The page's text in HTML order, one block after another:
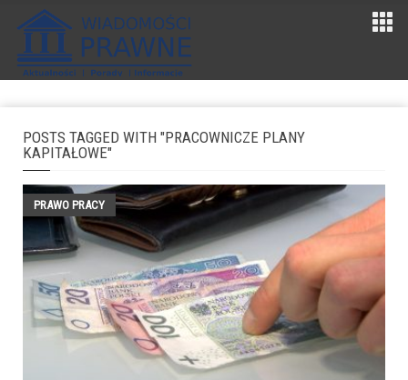
POSTS TAGGED WITH "PRACOWNICZE PLANY
KAPITAŁOWE"
PRAWO PRACY